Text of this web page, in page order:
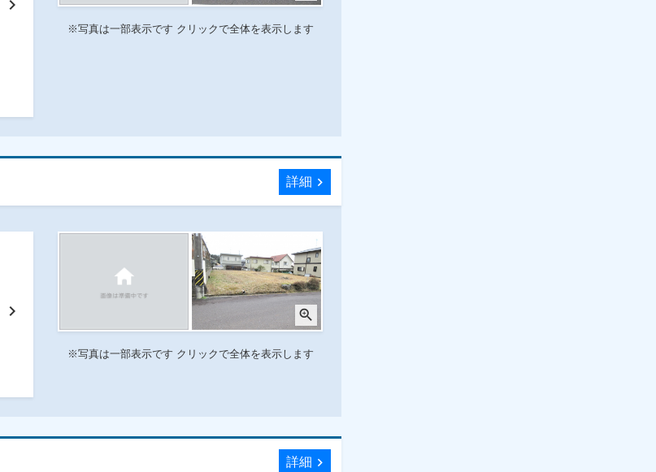
chevron_right
※写真は一部表示です クリックで全体を表示します
詳細 chevron_right
chevron_right zoom_in
※写真は一部表示です クリックで全体を表示します
詳細 chevron_right